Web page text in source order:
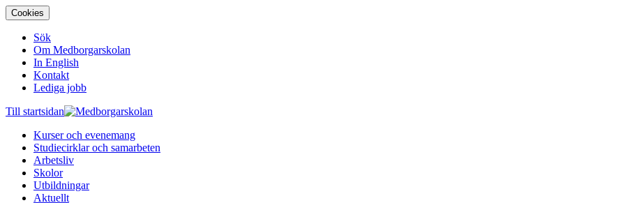
Cookies
Sök
Om Medborgarskolan
In English
Kontakt
Lediga jobb
Till startsidan
Kurser och evenemang
Studiecirklar och samarbeten
Arbetsliv
Skolor
Utbildningar
Aktuellt